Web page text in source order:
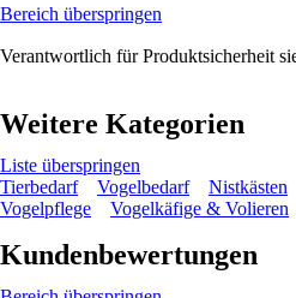
Bereich überspringen
Verantwortlich für Produktsicherheit
Weitere Kategorien
Liste überspringen
Tierbedarf
Vogelbedarf Nistkästen
Vogelpflege
Vogelkäfige & Volieren
Kundenbewertungen